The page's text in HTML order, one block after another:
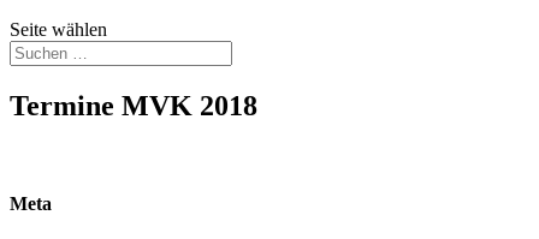
Seite wählen
Termine MVK 2018
Meta